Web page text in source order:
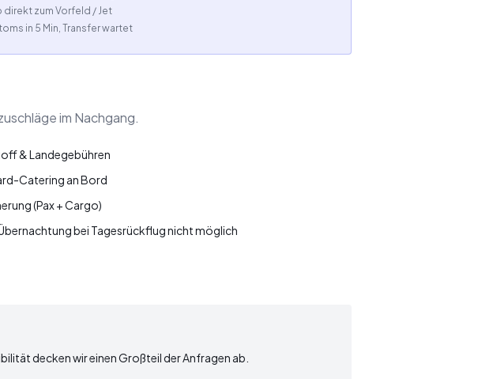
direkt zum Vorfeld / Jet
in 5 Min, Transfer wartet
im Nachgang.
& Landegebühren
Catering an Bord
(Pax + Cargo)
bei Tagesrückflug nicht möglich
decken wir einen Großteil der Anfragen ab.